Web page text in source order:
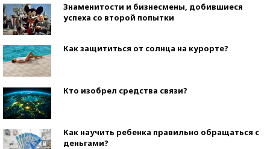
Знаменитости и бизнесмены, добившиеся
успеха со второй попытки
Как защититься от солнца на курорте?
Кто изобрел средства связи?
Как научить ребенка правильно обращаться с
деньгами?